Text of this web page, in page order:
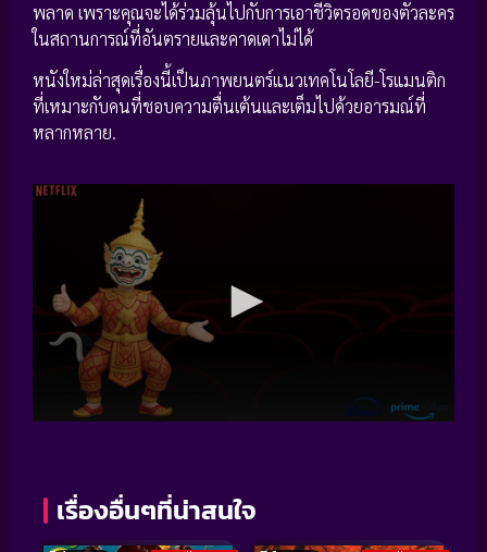
พลาด เพราะคุณจะได้ร่วมลุ้นไปกับการเอาชีวิตรอดของตัวละคร
ในสถานการณ์ที่อันตรายและคาดเดาไม่ได้
หนังใหม่ล่าสุดเรื่องนี้เป็นภาพยนตร์แนวเทคโนโลยี-โรแมนติก
ที่เหมาะกับคนที่ชอบความตื่นเต้นและเต็มไปด้วยอารมณ์ที่
หลากหลาย.
เรื่องอื่นๆที่น่าสนใจ